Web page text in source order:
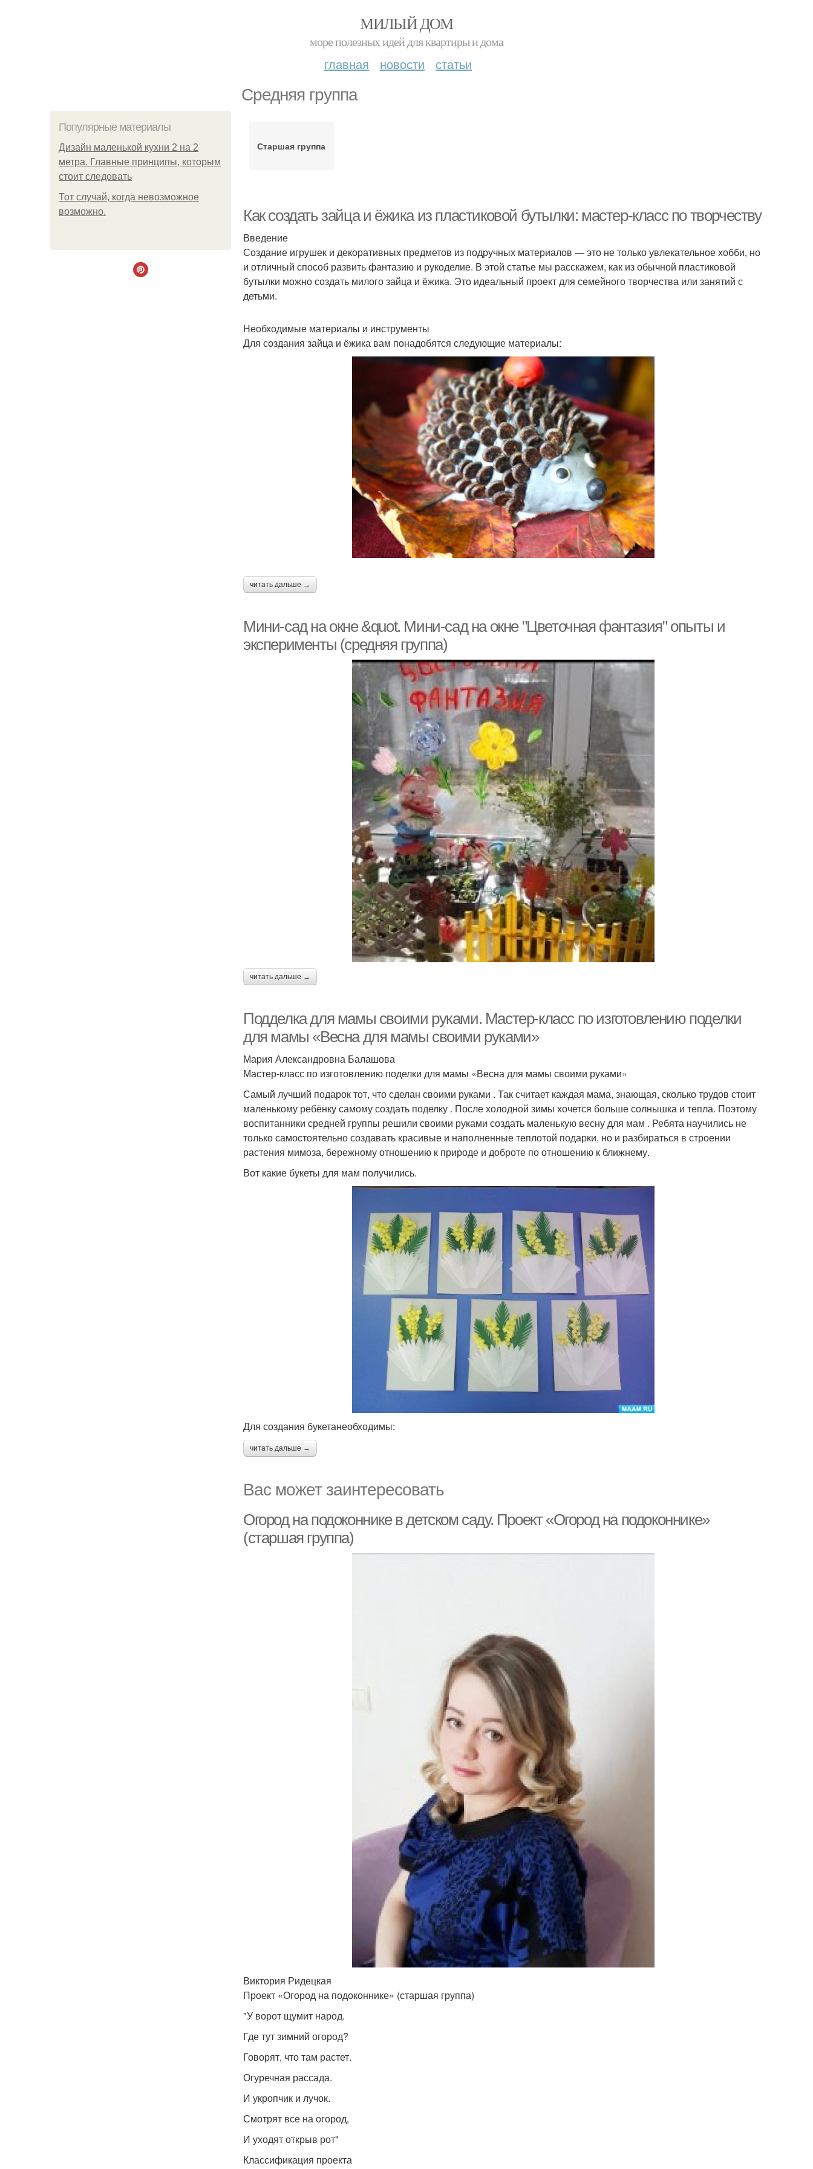
МИЛЫЙ ДОМ
море полезных идей для квартиры и дома
главная новости статьи
Средняя группа
Популярные материалы
Дизайн маленькой кухни 2 на 2
метра. Главные принципы, которым
стоит следовать
Тот случай, когда невозможное
возможно.
Старшая группа
Как создать зайца и ёжика из пластиковой бутылки: мастер-класс по творчеству
Введение
Создание игрушек и декоративных предметов из подручных материалов — это не только увлекательное хобби, но
и отличный способ развить фантазию и рукоделие. В этой статье мы расскажем, как из обычной пластиковой
бутылки можно создать милого зайца и ёжика. Это идеальный проект для семейного творчества или занятий с
детьми.
Необходимые материалы и инструменты
Для создания зайца и ёжика вам понадобятся следующие материалы:
читать дальше →
Мини-сад на окне &quot. Мини-сад на окне "Цветочная фантазия" опыты и
эксперименты (средняя группа)
читать дальше →
Подделка для мамы своими руками. Мастер-класс по изготовлению поделки
для мамы «Весна для мамы своими руками»
Мария Александровна Балашова
Мастер-класс по изготовлению поделки для мамы «Весна для мамы своими руками»
Самый лучший подарок тот, что сделан своими руками . Так считает каждая мама, знающая, сколько трудов стоит
маленькому ребёнку самому создать поделку . После холодной зимы хочется больше солнышка и тепла. Поэтому
воспитанники средней группы решили своими руками создать маленькую весну для мам . Ребята научились не
только самостоятельно создавать красивые и наполненные теплотой подарки, но и разбираться в строении
растения мимоза, бережному отношению к природе и доброте по отношению к ближнему.
Вот какие букеты для мам получились.
Для создания букетанеобходимы:
читать дальше →
Вас может заинтересовать
Огород на подоконнике в детском саду. Проект «Огород на подоконнике»
(старшая группа)
Виктория Ридецкая
Проект «Огород на подоконнике» (старшая группа)
"У ворот щумит народ.
Где тут зимний огород?
Говорят, что там растет.
Огуречная рассада.
И укропчик и лучок.
Смотрят все на огород,
И уходят открыв рот"
Классификация проекта